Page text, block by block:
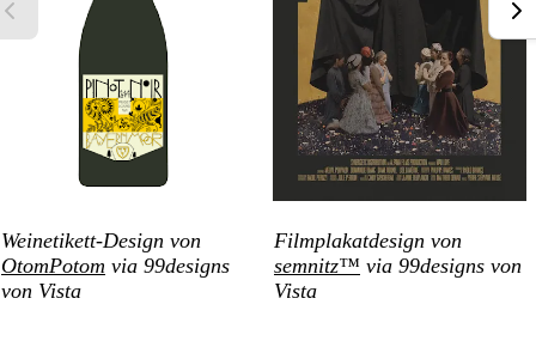
Weinetikett-Design von
OtomPotom via 99designs
von Vista
Filmplakatdesign von
semnitz™ via 99designs von
Vista